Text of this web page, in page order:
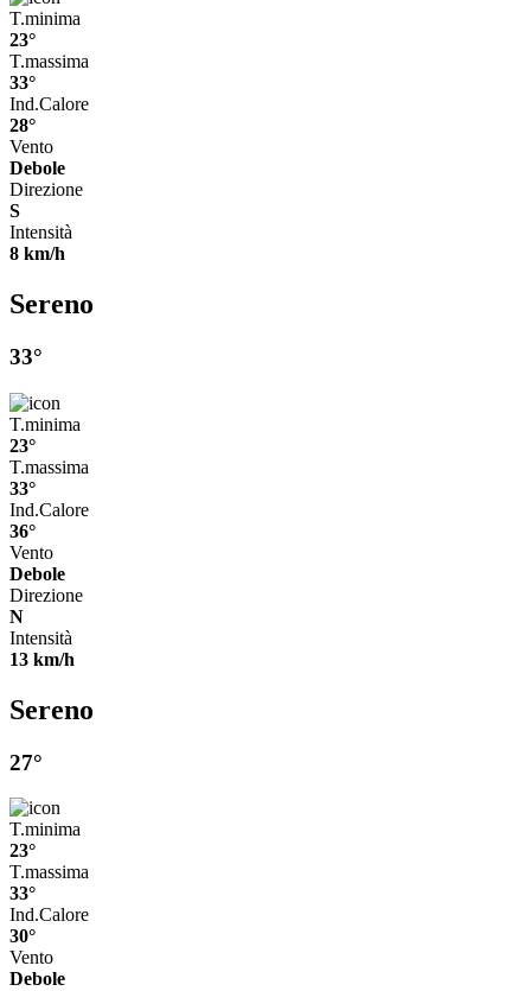
T.minima
23°
T.massima
33°
Ind.Calore
28°
Vento
Debole
Direzione
S
Intensità
8 km/h
Sereno
33°
T.minima
23°
T.massima
33°
Ind.Calore
36°
Vento
Debole
Direzione
N
Intensità
13 km/h
Sereno
27°
T.minima
23°
T.massima
33°
Ind.Calore
30°
Vento
Debole